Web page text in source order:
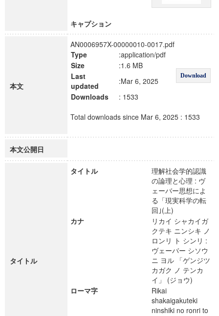
キャプション
本文
AN0006957X-00000010-0017.pdf
Type
:application/pdf
Download
Size
:1.6 MB
Last
updated
:Mar 6, 2025
Downloads
: 1533
Total downloads since Mar 6, 2025 : 1533
本文公開日
タイトル
タイトル
理解社会学的認識
の論理と心理 : ヴ
ェーバー思想によ
る「現実科学の転
回｣(上)
カナ
リカイ シャカイガ
クテキ ニンシキ ノ
ロンリ ト シンリ :
ヴェーバー シソウ
ニ ヨル 「ゲンジツ
カガク ノ テンカ
イ」 (ジョウ)
ローマ字
Rikai
shakaigakuteki
ninshiki no ronri to